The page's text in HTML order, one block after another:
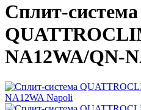
Сплит-система
NA12WA/QN-